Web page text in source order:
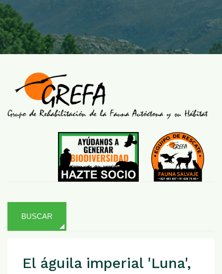
BUSCAR
El águila imperial 'Luna',